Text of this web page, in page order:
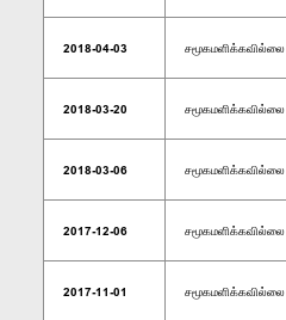
2018-04-03 சமூகமளிக்கவில்லை
2018-03-20 சமூகமளிக்கவில்லை
2018-03-06 சமூகமளிக்கவில்லை
2017-12-06 சமூகமளிக்கவில்லை
2017-11-01 சமூகமளிக்கவில்லை